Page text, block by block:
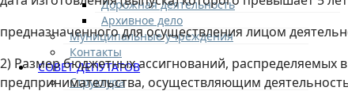
Дорожная деятельность
Архивное дело
Муниципальные учреждения
Контакты
СОВЕТ ДЕПУТАТОВ
Структура
предназначенного для осуществления лицом
2) Размер бюджетных ассигнований, распределяемых
предпринимательства, осуществляющим